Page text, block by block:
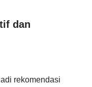
dan
rekomendasi